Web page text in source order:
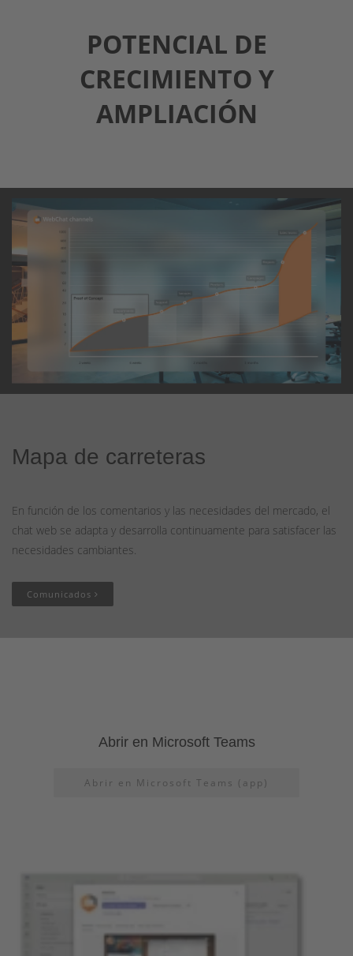
POTENCIAL DE
CRECIMIENTO Y
AMPLIACIÓN
Mapa de carreteras
En función de los comentarios y las necesidades del mercado, el
chat web se adapta y desarrolla continuamente para satisfacer las
necesidades cambiantes.
Comunicados
Abrir en Microsoft Teams
Abrir en Microsoft Teams (app)